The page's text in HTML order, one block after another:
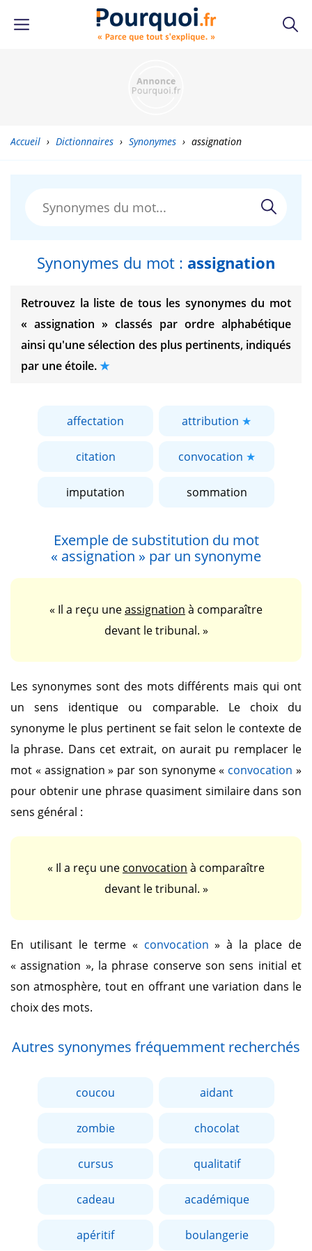
Accueil › Dictionnaires › Synonymes › assignation
Synonymes du mot : assignation
Retrouvez la liste de tous les synonymes du mot
« assignation » classés par ordre alphabétique
ainsi qu'une sélection des plus pertinents, indiqués
par une étoile.
affectation attribution
citation convocation
imputation sommation
Exemple de substitution du mot
« assignation » par un synonyme
« Il a reçu uneassignation à comparaître
devant le tribunal. »
Les synonymes sont des mots différents mais qui ont
un sens identique ou comparable. Le choix du
synonyme le plus pertinent se fait selon le contexte de
la phrase. Dans cet extrait, on aurait pu remplacer le
mot « assignation » par son synonyme« convocation »
pour obtenir une phrase quasiment similaire dans son
sens général :
« Il a reçu une convocation à comparaître
devant le tribunal. »
En utilisant le terme « convocation » à la place de
« assignation », la phrase conserve son sens initial et
son atmosphère, tout en offrant une variation dans le
choix des mots.
Autres synonymes fréquemment recherchés
coucou aidant
zombie chocolat
cursus qualitatif
cadeau académique
apéritif boulangerie